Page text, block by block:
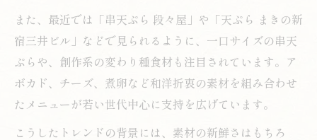
また、最近では「串天ぷら 段々屋」や「天ぷら まきの新
宿三井ビル」などで見られるように、一口サイズの串天
ぷらや、創作系の変わり種食材も注目されています。ア
ボカド、チーズ、煮卵など和洋折衷の素材を組み合わせ
たメニューが若い世代中心に支持を広げています。
こうしたトレンドの背景には、素材の新鮮さはもちろ